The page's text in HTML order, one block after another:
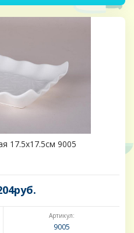
17.5х17.5см 9005
Артикул:
9005